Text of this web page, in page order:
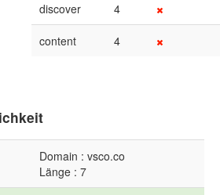
discover 4
content 4
Domain : vsco.co
Länge : 7